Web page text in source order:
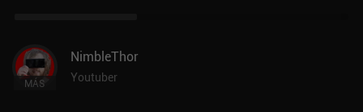
MÁS
NimbleThor
Youtuber